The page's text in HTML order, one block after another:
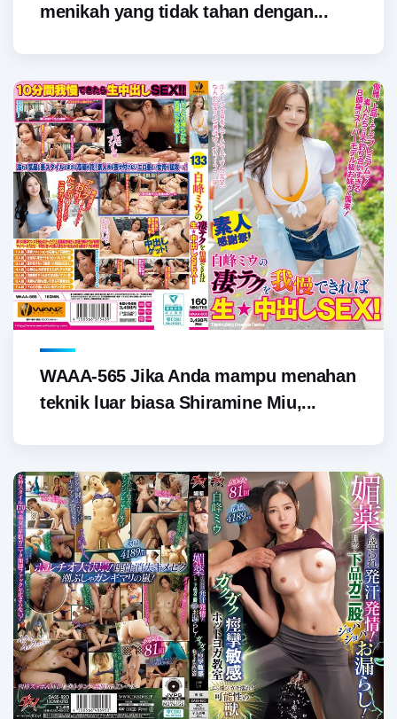
menikah yang tidak tahan dengan...
WAAA-565 Jika Anda mampu menahan
teknik luar biasa Shiramine Miu,...